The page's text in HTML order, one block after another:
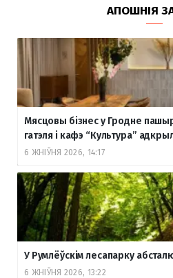
АПОШНІЯ
Мясцовы бізнес у Гродне
гатэля і кафэ “Культура”
6 ЖНІЎНЯ 2026, 14:17
У Румлёўскім лесапарку
6 ЖНІЎНЯ 2026, 13:22